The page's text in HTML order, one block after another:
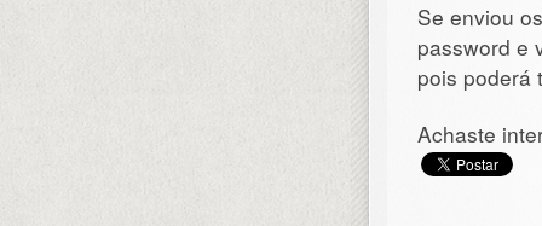
Se enviou
password e
pois poderá
Achaste